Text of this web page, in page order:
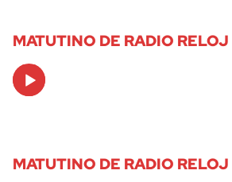
MATUTINO DE RADIO
Audio
Player
MATUTINO DE RADIO